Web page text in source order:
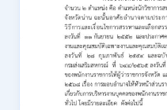
รูป
แบบ
พิเศษ
111
อัตรา
/
ปวส.